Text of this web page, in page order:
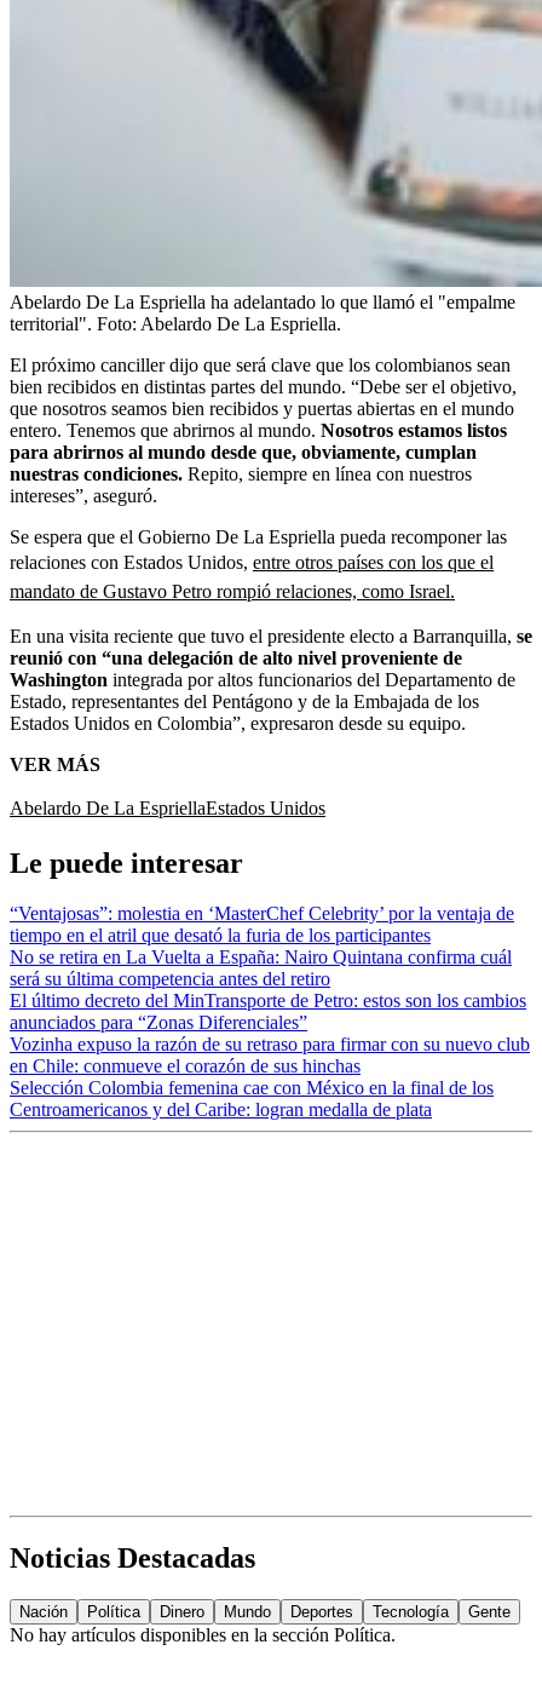
Abelardo De La Espriella ha adelantado lo que llamó el "empalme
territorial". Foto: Abelardo De La Espriella.
El próximo canciller dijo que será clave que los colombianos sean
bien recibidos en distintas partes del mundo. “Debe ser el objetivo,
que nosotros seamos bien recibidos y puertas abiertas en el mundo
entero. Tenemos que abrirnos al mundo. Nosotros estamos listos
para abrirnos al mundo desde que, obviamente, cumplan
nuestras condiciones. Repito, siempre en línea con nuestros
intereses”, aseguró.
Se espera que el Gobierno De La Espriella pueda recomponer las
relaciones con Estados Unidos, entre otros países con los que el
mandato de Gustavo Petro rompió relaciones, como Israel.
En una visita reciente que tuvo el presidente electo a Barranquilla, se
reunió con “una delegación de alto nivel proveniente de
Washington integrada por altos funcionarios del Departamento de
Estado, representantes del Pentágono y de la Embajada de los
Estados Unidos en Colombia”, expresaron desde su equipo.
VER MÁS
Abelardo De La EspriellaEstados Unidos
Le puede interesar
“Ventajosas”: molestia en ‘MasterChef Celebrity’ por la ventaja de
tiempo en el atril que desató la furia de los participantes
No se retira en La Vuelta a España: Nairo Quintana confirma cuál
será su última competencia antes del retiro
El último decreto del MinTransporte de Petro: estos son los cambios
anunciados para “Zonas Diferenciales”
Vozinha expuso la razón de su retraso para firmar con su nuevo club
en Chile: conmueve el corazón de sus hinchas
Selección Colombia femenina cae con México en la final de los
Centroamericanos y del Caribe: logran medalla de plata
Noticias Destacadas
Nación Política Dinero Mundo Deportes Tecnología Gente
No hay artículos disponibles en la sección Política.